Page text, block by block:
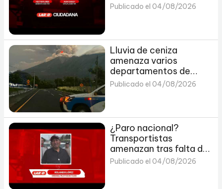
Publicado el 04/08/2026
Lluvia de ceniza
amenaza varios
departamentos de
Guatemala por
Publicado el 04/08/2026
¿Paro nacional?
Transportistas
amenazan tras falta de
acuerdos por
Publicado el 04/08/2026